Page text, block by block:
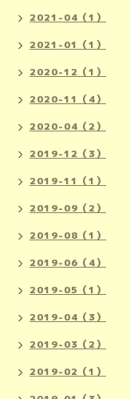
2021-04（1）
2021-01（1）
2020-12（1）
2020-11（4）
2020-04（2）
2019-12（3）
2019-11（1）
2019-09（2）
2019-08（1）
2019-06（4）
2019-05（1）
2019-04（3）
2019-03（2）
2019-02（1）